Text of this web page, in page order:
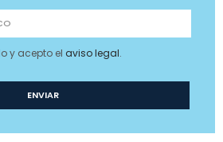
y acepto el aviso legal.